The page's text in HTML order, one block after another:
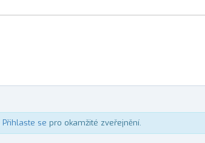
Přihlaste se pro okamžité zveřejnění.